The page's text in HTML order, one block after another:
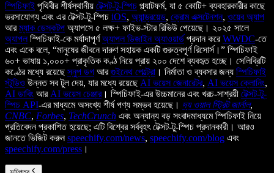
স্পিচিফাই পৃথিবীর শীর্ষস্থানীয় টেক্সট-টু-স্পিচ প্ল্যাটফর্ম, যা ৫ কোটি+ ব্যবহারকারীর কাছে
ভরসাযোগ্য এবং এর টেক্সট-টু-স্পিচ iOS, অ্যান্ড্রয়েড, ক্রোম এক্সটেনশন, ওয়েব অ্যাপ
আরম্যাক ডেস্কটপ অ্যাপসে ৫ লক্ষ+ ফাইভ-স্টার রিভিউ পেয়েছে। ২০২৫ সালে
অ্যাপলস্পিচিফাই-কে মর্যাদাপূর্ণঅ্যাপল ডিজাইন অ্যাওয়ার্ড প্রদান করেWWDC-তে
এবং একে বলে, “মানুষের জীবনে দারুণ সহায়ক একটি গুরুত্বপূর্ণ রিসোর্স।” স্পিচিফাই
৬০+ ভাষায় ১,০০০+ প্রাকৃতিক কণ্ঠ নিয়ে প্রায় ২০০ দেশে ব্যবহৃত হচ্ছে। সেলিব্রিটি
কণ্ঠের মধ্যে রয়েছেস্নুপ ডগ আরগুইনেথ পেল্ট্রো । নির্মাতা ও ব্যবসার জন্য স্পিচিফাই
স্টুডিও উন্নত সব টুল দেয়, যার মধ্যে রয়েছেAI ভয়েস জেনারেটর, AI ভয়েস ক্লোনিং,
AI ডাবিং আরAI ভয়েস চেঞ্জার। স্পিচিফাই-এর উচ্চমানের এবং খরচ-সাশ্রয়ী টেক্সট-টু-
স্পিচ API-এর মাধ্যমে অসংখ্য শীর্ষ পণ্য সম্ভব হয়েছে। দ্য ওয়াল স্ট্রিট জার্নাল,
CNBC, Forbes, TechCrunch এবং অন্যান্য বড় সংবাদমাধ্যমে স্পিচিফাই নিয়ে
প্রতিবেদন প্রকাশিত হয়েছে; এটি বিশ্বের সর্ববৃহৎ টেক্সট-টু-স্পিচ প্রদানকারী। আরও
জানতে ভিজিট করুনspeechify.com/news, speechify.com/blog এবং
speechify.com/press ।